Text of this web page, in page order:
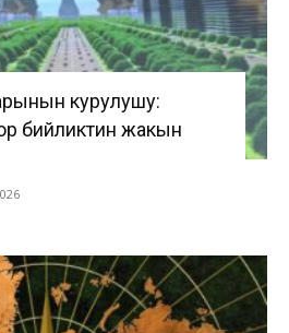
курулушу:
бийликтин жакын